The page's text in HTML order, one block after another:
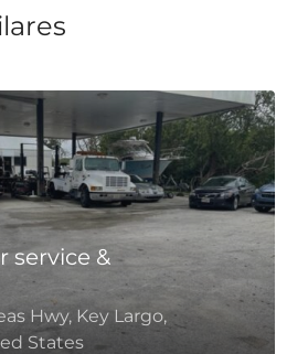
service &
Hwy, Key Largo,
States